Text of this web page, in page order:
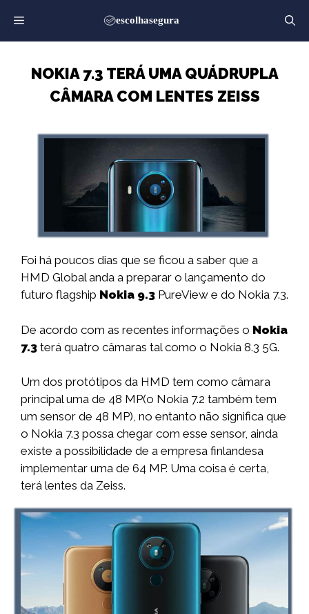
para
o
NOKIA 7.3 TERÁ UMA QUÁDRUPLA
CÂMARA COM LENTES ZEISS
Foi há poucos dias que se ficou a saber que a
HMD Global anda a preparar o lançamento do
futuro flagship Nokia 9.3 PureView e do Nokia 7.3.
De acordo com as recentes informações o Nokia
7.3 terá quatro câmaras tal como o Nokia 8.3 5G.
Um dos protótipos da HMD tem como câmara
principal uma de 48 MP(o Nokia 7.2 também tem
um sensor de 48 MP), no entanto não significa que
o Nokia 7.3 possa chegar com esse sensor, ainda
existe a possibilidade de a empresa finlandesa
implementar uma de 64 MP. Uma coisa é certa,
terá lentes da Zeiss.